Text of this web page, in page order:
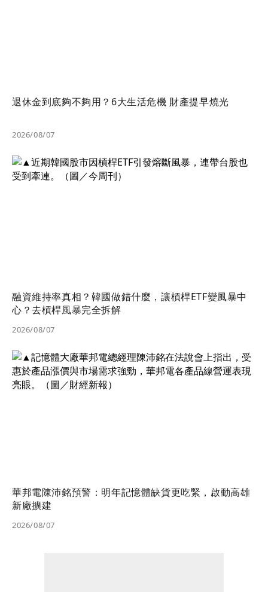
退休金到底夠不夠用？6大生活危機 財產提早燒光
2026/08/07
融資維持率真相？韓國做錯什麼，讓槓桿ETF變風暴中
心？去槓桿風暴完全拆解
2026/08/07
華邦電陳沛銘預警：明年記憶體缺貨更吃緊，啟動高雄
新廠擴建
2026/08/07